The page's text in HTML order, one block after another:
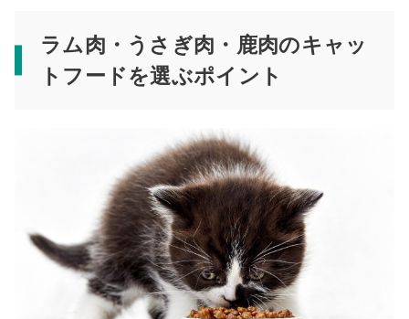
ラム肉・うさぎ肉 ・鹿肉のキャッ
トフードを選ぶポイント